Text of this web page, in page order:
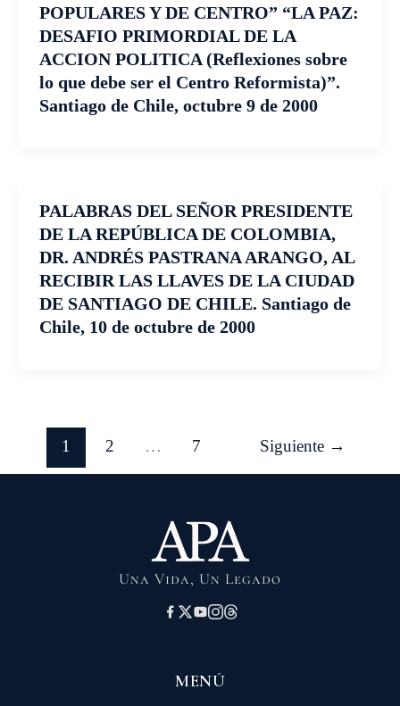
POPULARES Y DE CENTRO” “LA PAZ:
DESAFIO PRIMORDIAL DE LA
ACCION POLITICA (Reflexiones sobre
lo que debe ser el Centro Reformista)”.
Santiago de Chile, octubre 9 de 2000
PALABRAS DEL SEÑOR PRESIDENTE
DE LA REPÚBLICA DE COLOMBIA,
DR. ANDRÉS PASTRANA ARANGO, AL
RECIBIR LAS LLAVES DE LA CIUDAD
DE SANTIAGO DE CHILE. Santiago de
Chile, 10 de octubre de 2000
1 2 … 7 Siguiente →
Una Vida, Un Legado
MENÚ